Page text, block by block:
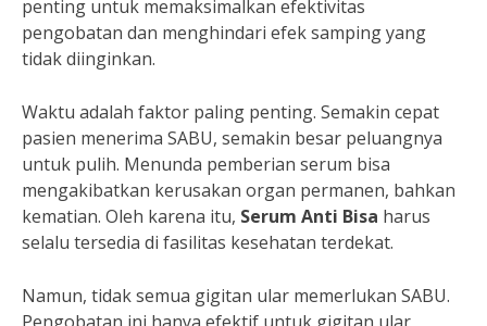
penting untuk memaksimalkan efektivitas
pengobatan dan menghindari efek samping yang
tidak diinginkan.
Waktu adalah faktor paling penting. Semakin cepat
pasien menerima SABU, semakin besar peluangnya
untuk pulih. Menunda pemberian serum bisa
mengakibatkan kerusakan organ permanen, bahkan
kematian. Oleh karena itu, Serum Anti Bisa harus
selalu tersedia di fasilitas kesehatan terdekat.
Namun, tidak semua gigitan ular memerlukan SABU.